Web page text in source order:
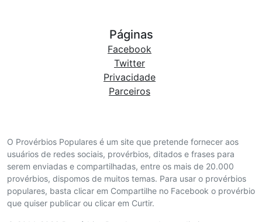
O Provérbios Populares é um site que pretende fornecer aos
usuários de redes sociais, provérbios, ditados e frases para
serem enviadas e compartilhadas, entre os mais de 20.000
provérbios, dispomos de muitos temas. Para usar o provérbios
populares, basta clicar em Compartilhe no Facebook o provérbio
que quiser publicar ou clicar em Curtir.
Páginas
Facebook
Twitter
Privacidade
Parceiros